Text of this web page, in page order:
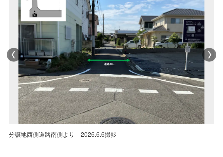
分譲地西側道路南側より 2026.6.6撮影
分譲地西側道路南側より 2026.6.6撮影
分譲地西側道路南側より 2026.6.6撮影